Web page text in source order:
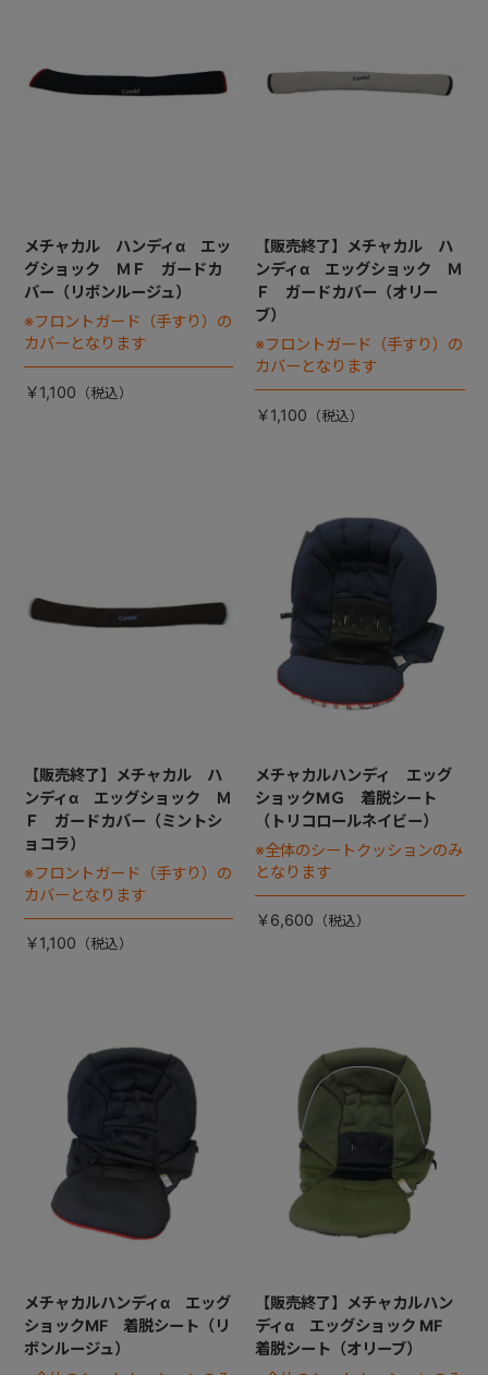
メチャカル ハンディα エッ
グショック ＭＦ ガードカ
バー（リボンルージュ）
※フロントガード（手すり）の
カバーとなります
￥1,100
【販売終了】メチャカル ハ
ンディα エッグショック Ｍ
Ｆ ガードカバー（オリー
ブ）
※フロントガード（手すり）の
カバーとなります
￥1,100
【販売終了】メチャカル ハ
ンディα エッグショック Ｍ
Ｆ ガードカバー（ミントシ
ョコラ）
※フロントガード（手すり）の
カバーとなります
￥1,100
メチャカルハンディ エッグ
ショックMＧ 着脱シート
（トリコロールネイビー）
※全体のシートクッションのみ
となります
￥6,600
メチャカルハンディα エッグ
ショックMF 着脱シート（リ
ボンルージュ）
【販売終了】メチャカルハン
ディα エッグショック MF
着脱シート（オリーブ）